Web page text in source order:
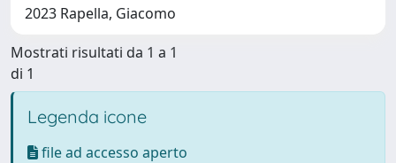
2023 Rapella, Giacomo
Mostrati risultati da 1 a 1
di 1
Legenda icone
file ad accesso aperto